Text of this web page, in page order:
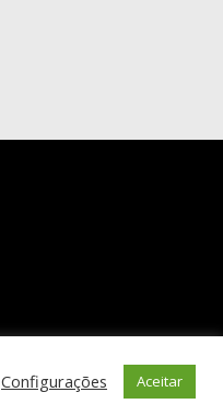
Configurações Aceitar